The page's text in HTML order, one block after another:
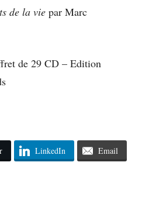
de la vie par Marc
de 29 CD – Edition
LinkedIn Email